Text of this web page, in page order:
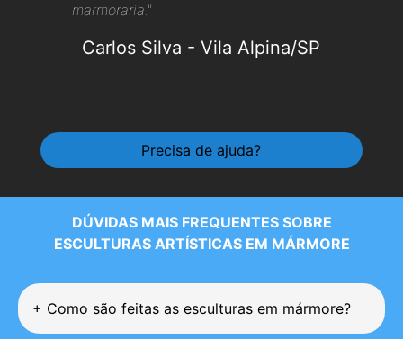
marmoraria."
Carlos Silva -Vila Alpina/SP
Precisa de ajuda?
DÚVIDAS MAIS FREQUENTES SOBRE
ESCULTURAS ARTÍSTICAS EM MÁRMORE
+ Como são feitas as esculturas em mármore?